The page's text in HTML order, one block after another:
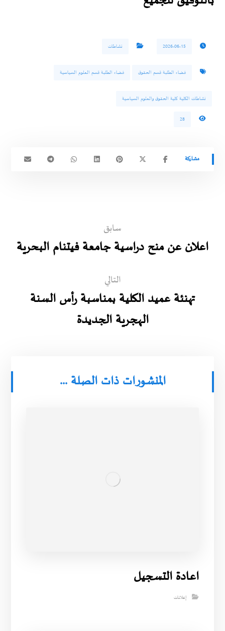
2026-06-15 نشاطات
فضاء الطلبة قسم الحقوق فضاء الطلبة قسم العلوم السياسية
نشاطات الكلية كلية الحقوق والعلوم السياسية
28
سابق
اعلان عن منح دراسية جامعة فيتنام البحرية
التالي
تهنئة عميد الكلية بمناسبة رأس السنة
الهجرية الجديدة
المنشورات ذات الصلة ...
اعادة التسجيل
إعلانات